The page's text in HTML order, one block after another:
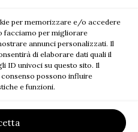
per memorizzare e/o accedere
facciamo per migliorare
annunci personalizzati. Il
di elaborare dati quali il
ID univoci su questo sito. Il
possono influire
e funzioni.